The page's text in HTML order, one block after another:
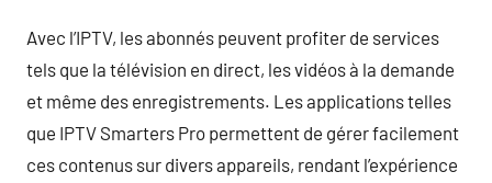
Avec l’IPTV, les abonnés peuvent profiter de services
tels que la télévision en direct, les vidéos à la demande
et même des enregistrements. Les applications telles
que IPTV Smarters Pro permettent de gérer facilement
ces contenus sur divers appareils, rendant l’expérience